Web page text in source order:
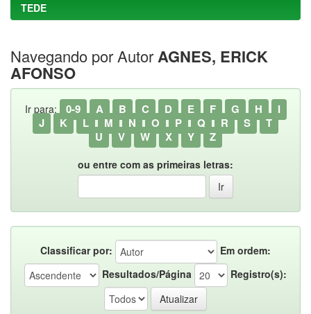
TEDE
Navegando por AutorAGNES, ERICK
AFONSO
Ir para: 0-9 A B C D E F G H
I
J
K L M N O P Q R S
T
U
V W X Y Z
ou entre com as primeiras letras:
Classificar por:
Em ordem:
Resultados/Página
Registro(s):